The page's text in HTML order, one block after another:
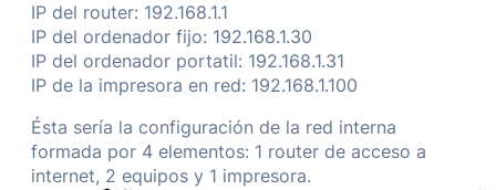
IP del router: 192.168.1.1
IP del ordenador fijo: 192.168.1.30
IP del ordenador portatil: 192.168.1.31
IP de la impresora en red: 192.168.1.100
Ésta sería la configuración de la red interna
formada por 4 elementos: 1 router de acceso a
internet, 2 equipos y 1 impresora.